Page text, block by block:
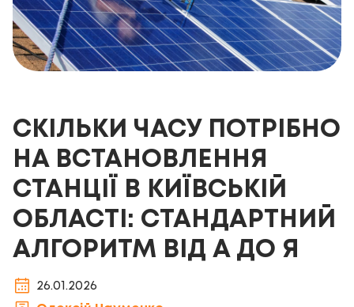
СКІЛЬКИ ЧАСУ ПОТРІБНО
НА ВСТАНОВЛЕННЯ
СТАНЦІЇ В КИЇВСЬКІЙ
ОБЛАСТІ: СТАНДАРТНИЙ
АЛГОРИТМ ВІД А ДО Я
26.01.2026